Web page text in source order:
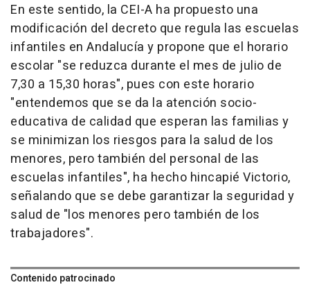
En este sentido, la CEI-A ha propuesto una
modificación del decreto que regula las escuelas
infantiles en Andalucía y propone que el horario
escolar "se reduzca durante el mes de julio de
7,30 a 15,30 horas", pues con este horario
"entendemos que se da la atención socio-
educativa de calidad que esperan las familias y
se minimizan los riesgos para la salud de los
menores, pero también del personal de las
escuelas infantiles", ha hecho hincapié Victorio,
señalando que se debe garantizar la seguridad y
salud de "los menores pero también de los
trabajadores".
Contenido patrocinado